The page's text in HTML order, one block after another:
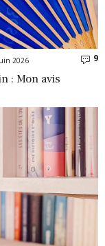
2026 9
: Mon avis